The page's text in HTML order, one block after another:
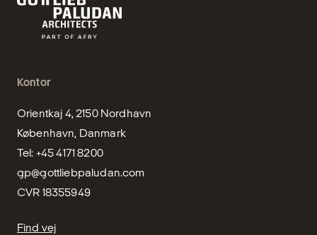
Kontor
Orientkaj 4, 2150 Nordhavn
København, Danmark
Tel: +45 4171 8200
gp@gottliebpaludan.com
CVR 18355949
Find vej